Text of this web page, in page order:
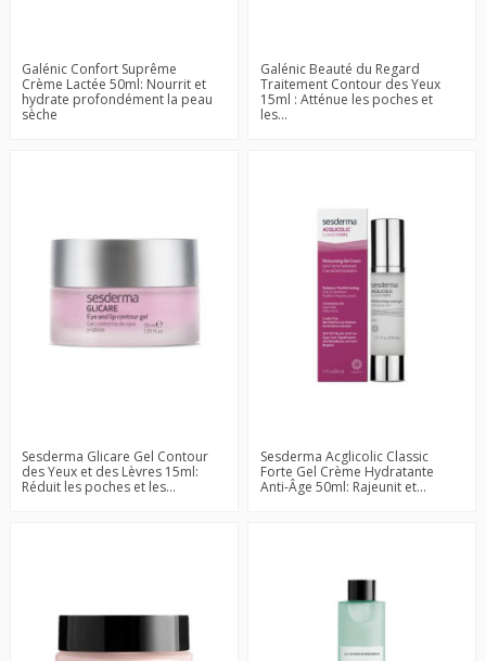
Galénic Confort Suprême
Crème Lactée 50ml: Nourrit et
hydrate profondément la peau
sèche
Galénic Beauté du Regard
Traitement Contour des Yeux
15ml : Atténue les poches et
les...
Sesderma Glicare Gel Contour
des Yeux et des Lèvres 15ml:
Réduit les poches et les...
Sesderma Acglicolic Classic
Forte Gel Crème Hydratante
Anti-Âge 50ml: Rajeunit et...